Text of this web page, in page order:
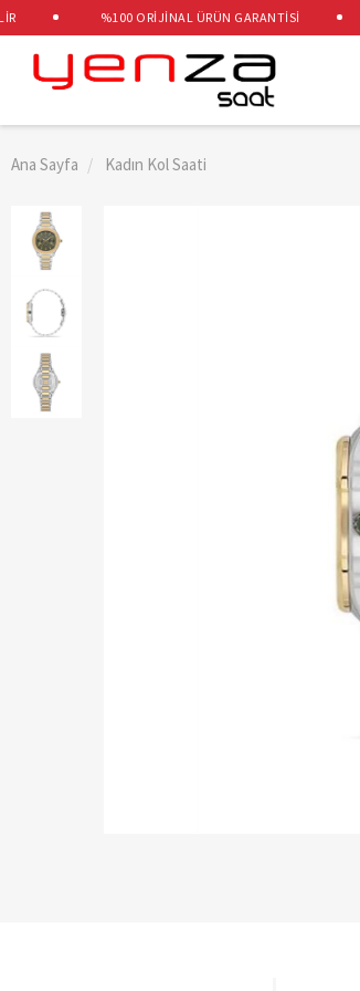
%100 ORİJİNAL ÜRÜN GARANTİSİ
Ana Sayfa Kadın Kol Saati